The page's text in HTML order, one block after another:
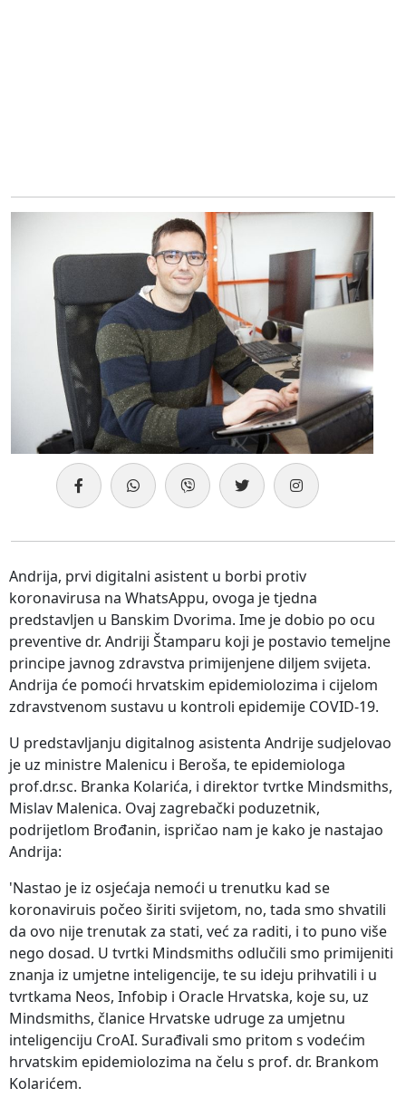
Andrija, prvi digitalni asistent u borbi protiv
koronavirusa na WhatsAppu, ovoga je tjedna
predstavljen u Banskim Dvorima. Ime je dobio po ocu
preventive dr. Andriji Štamparu koji je postavio temeljne
principe javnog zdravstva primijenjene diljem svijeta.
Andrija će pomoći hrvatskim epidemiolozima i cijelom
zdravstvenom sustavu u kontroli epidemije COVID-19.
U predstavljanju digitalnog asistenta Andrije sudjelovao
je uz ministre Malenicu i Beroša, te epidemiologa
prof.dr.sc. Branka Kolarića, i direktor tvrtke Mindsmiths,
Mislav Malenica. Ovaj zagrebački poduzetnik,
podrijetlom Brođanin, ispričao nam je kako je nastajao
Andrija:
'Nastao je iz osjećaja nemoći u trenutku kad se
koronaviruis počeo širiti svijetom, no, tada smo shvatili
da ovo nije trenutak za stati, već za raditi, i to puno više
nego dosad. U tvrtki Mindsmiths odlučili smo primijeniti
znanja iz umjetne inteligencije, te su ideju prihvatili i u
tvrtkama Neos, Infobip i Oracle Hrvatska, koje su, uz
Mindsmiths, članice Hrvatske udruge za umjetnu
inteligenciju CroAI. Surađivali smo pritom s vodećim
hrvatskim epidemiolozima na čelu s prof. dr. Brankom
Kolarićem.